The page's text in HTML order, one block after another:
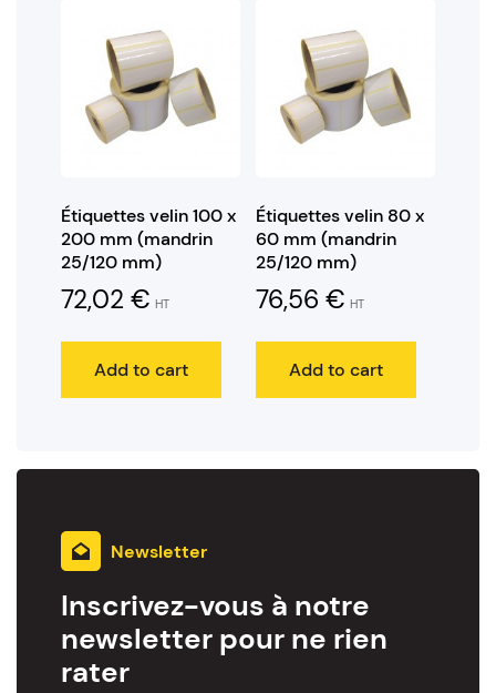
Étiquettes velin 100 x
200 mm (mandrin
25/120 mm)
72,02 € HT
Add to cart
Étiquettes velin 80 x
60 mm (mandrin
25/120 mm)
76,56 € HT
Add to cart
Newsletter
Inscrivez-vous à notre
newsletter pour ne rien
rater